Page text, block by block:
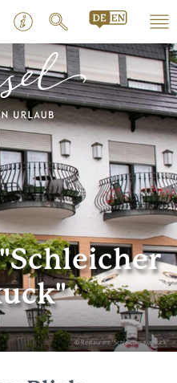
© Restaurant "Schleicher Kuckuck"